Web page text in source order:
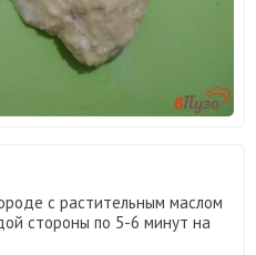
с растительным маслом
стороны по 5-6 минут на